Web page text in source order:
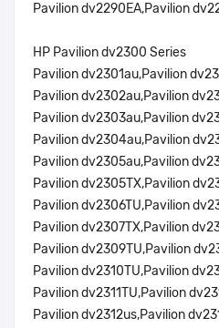
Pavilion dv2290EA,Pavilion
HP Pavilion dv2300 Series
Pavilion dv2301au,Pavilion
Pavilion dv2302au,Pavilion
Pavilion dv2303au,Pavilion
Pavilion dv2304au,Pavilion
Pavilion dv2305au,Pavilion
Pavilion dv2305TX,Pavilion
Pavilion dv2306TU,Pavilion
Pavilion dv2307TX,Pavilion
Pavilion dv2309TU,Pavilion
Pavilion dv2310TU,Pavilion
Pavilion dv2311TU,Pavilion
Pavilion dv2312us,Pavilion